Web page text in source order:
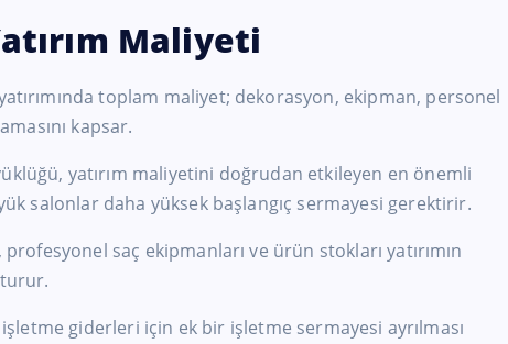
Maliyeti
toplam maliyet; dekorasyon, ekipman, personel
kapsar.
yatırım maliyetini doğrudan etkileyen en önemli
salonlar daha yüksek başlangıç sermayesi gerektirir.
saç ekipmanları ve ürün stokları yatırımın
giderleri için ek bir işletme sermayesi ayrılması